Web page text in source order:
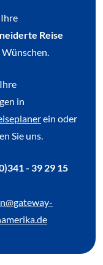
Ihre
Reise
in
ein oder
Sie uns.
- 39 29 15
@gateway-